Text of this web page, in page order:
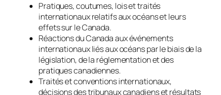
Pratiques, coutumes, lois et traités
internationaux relatifs aux océans et leurs
effets sur le Canada.
Réactions du Canada aux événements
internationaux liés aux océans par le biais de la
législation, de la réglementation et des
pratiques canadiennes.
Traités et conventions internationaux,
décisions des tribunaux canadiens et résultats